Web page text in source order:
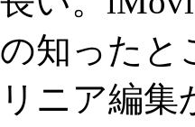
の知ったと
リニア編集